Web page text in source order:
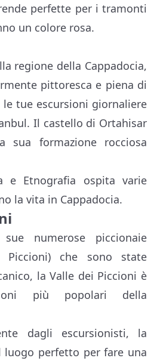
perfette per i tramonti
un colore rosa.
regione della Cappadocia,
pittoresca e piena di
tue escursioni giornaliere
Il castello di Ortahisar
sua formazione rocciosa
e Etnografia ospita varie
la vita in Cappadocia.
numerose piccionaie
Piccioni) che sono state
la Valle dei Piccioni è
più popolari della
dagli escursionisti, la
luogo perfetto per fare una